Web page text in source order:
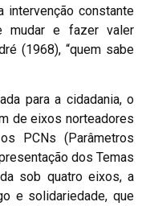
intervenção constante
mudar e fazer valer
(1968), “quem sabe
para a cidadania, o
de eixos norteadores
PCNs (Parâmetros
dos Temas
sob quatro eixos, a
e solidariedade, que